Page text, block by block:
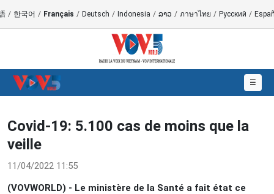
/ 한국어 / Français / Deutsch / Indonesia / ລາວ / ภาษาไทย / Русский /
☰
Covid-19: 5.100 cas de moins que la
veille
11/04/2022 11:55
(VOVWORLD) - Le ministère de la Santé a fait état ce